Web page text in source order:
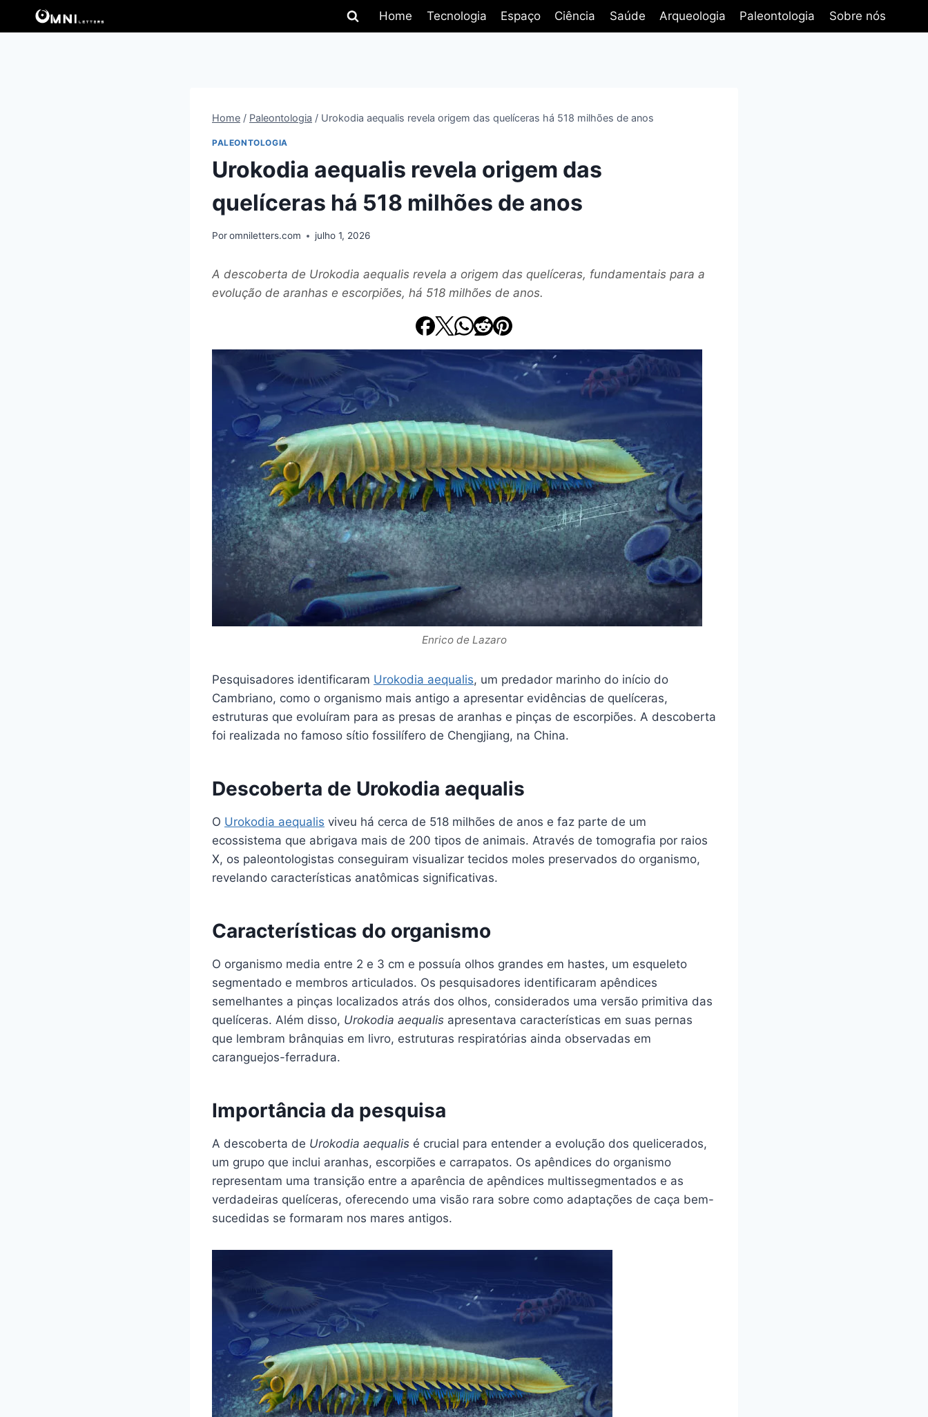
Home Tecnologia Espaço Ciência Saúde Arqueologia Paleontologia Sobre nós
Home / Paleontologia / Urokodia aequalis revela origem das quelíceras há 518 milhões de anos
PALEONTOLOGIA
Urokodia aequalis revela origem das
quelíceras há 518 milhões de anos
Poromniletters.com julho 1, 2026
A descoberta de Urokodia aequalis revela a origem das quelíceras, fundamentais para a
evolução de aranhas e escorpiões, há 518 milhões de anos.
Enrico de Lazaro
Pesquisadores identificaram Urokodia aequalis, um predador marinho do início do
Cambriano, como o organismo mais antigo a apresentar evidências de quelíceras,
estruturas que evoluíram para as presas de aranhas e pinças de escorpiões. A descoberta
foi realizada no famoso sítio fossilífero de Chengjiang, na China.
Descoberta de Urokodia aequalis
O Urokodia aequalis viveu há cerca de 518 milhões de anos e faz parte de um
ecossistema que abrigava mais de 200 tipos de animais. Através de tomografia por raios
X, os paleontologistas conseguiram visualizar tecidos moles preservados do organismo,
revelando características anatômicas significativas.
Características do organismo
O organismo media entre 2 e 3 cm e possuía olhos grandes em hastes, um esqueleto
segmentado e membros articulados. Os pesquisadores identificaram apêndices
semelhantes a pinças localizados atrás dos olhos, considerados uma versão primitiva das
quelíceras. Além disso, Urokodia aequalis apresentava características em suas pernas
que lembram brânquias em livro, estruturas respiratórias ainda observadas em
caranguejos-ferradura.
Importância da pesquisa
A descoberta de Urokodia aequalis é crucial para entender a evolução dos quelicerados,
um grupo que inclui aranhas, escorpiões e carrapatos. Os apêndices do organismo
representam uma transição entre a aparência de apêndices multissegmentados e as
verdadeiras quelíceras, oferecendo uma visão rara sobre como adaptações de caça bem-
sucedidas se formaram nos mares antigos.